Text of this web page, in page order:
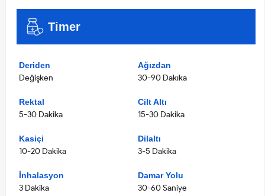
Timer
Deriden
Değişken
Ağızdan
30-90 Dakıka
Rektal
5-30 Dakika
Cilt Altı
15-30 Dakika
Kasiçi
10-20 Dakika
Dilaltı
3-5 Dakika
İnhalasyon
3 Dakika
Damar Yolu
30-60 Saniye